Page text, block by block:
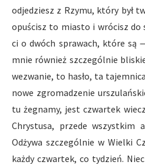
odjedziesz z Rzymu, który był
opuścisz to miasto i wrócisz do
ci o dwóch sprawach, które są
mnie również szczególnie
wezwanie, to hasło, ta
nowe zgromadzenie
tu żegnamy, jest czwartek
Chrystusa, przede wszystkim
Odżywa szczególnie w Wielki
każdy czwartek, co tydzień.